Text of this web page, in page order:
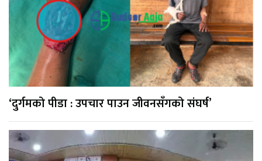
‘दुर्गमको पीडा : उपचार पाउन जीवनसँगको संघर्ष’